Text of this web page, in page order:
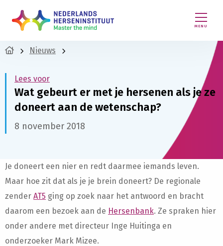
MENU
Nieuws
Lees voor
Wat gebeurt er met je hersenen als je ze
doneert aan de wetenschap?
8 november 2018
Je doneert een nier en redt daarmee iemands leven.
Maar hoe zit dat als je je brein doneert? De regionale
zender AT5 ging op zoek naar het antwoord en bracht
daarom een bezoek aan de Hersenbank. Ze spraken hier
onder andere met directeur Inge Huitinga en
onderzoeker Mark Mizee.